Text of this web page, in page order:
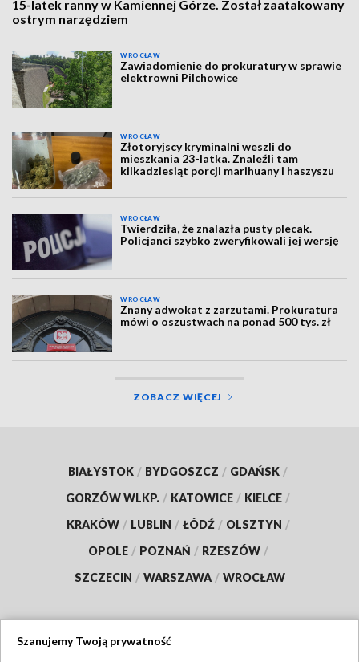
15-latek ranny w Kamiennej Górze. Został zaatakowany
ostrym narzędziem
WROCŁAW
Zawiadomienie do prokuratury w sprawie
elektrowni Pilchowice
WROCŁAW
Złotoryjscy kryminalni weszli do
mieszkania 23-latka. Znaleźli tam
kilkadziesiąt porcji marihuany i haszyszu
WROCŁAW
Twierdziła, że znalazła pusty plecak.
Policjanci szybko zweryfikowali jej wersję
WROCŁAW
Znany adwokat z zarzutami. Prokuratura
mówi o oszustwach na ponad 500 tys. zł
ZOBACZ WIĘCEJ
BIAŁYSTOK / BYDGOSZCZ / GDAŃSK /
GORZÓW WLKP. / KATOWICE / KIELCE /
KRAKÓW / LUBLIN / ŁÓDŹ / OLSZTYN /
OPOLE / POZNAŃ / RZESZÓW /
SZCZECIN / WARSZAWA / WROCŁAW
Szanujemy Twoją prywatność